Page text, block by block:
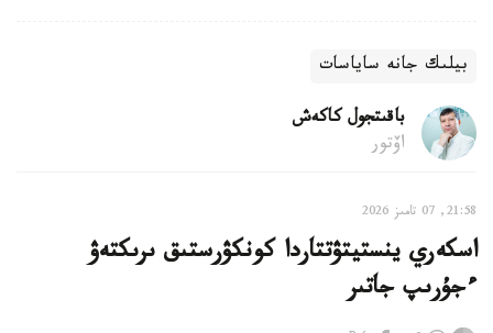
بيلىك جانە ساياسات
باقىتجول كاكەش
اۆتور
21:58, 07 تامىز 2026
اسكەري ينستيتۋتتاردا كونكۋرستىق ىرىكتەۋ
ءجۇرىپ جاتىر